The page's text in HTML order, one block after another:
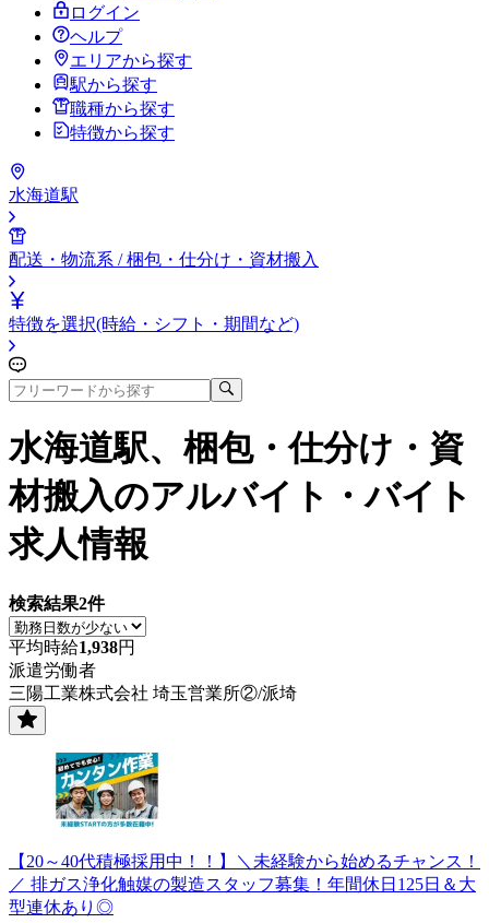
ログイン
ヘルプ
エリアから探す
駅から探す
職種から探す
特徴から探す
水海道駅
配送・物流系 / 梱包・仕分け・資材搬入
特徴を選択(時給・シフト・期間など)
水海道駅、梱包・仕分け・資
材搬入のアルバイト・バイト
求人情報
検索結果2件
平均時給1,938円
派遣労働者
三陽工業株式会社 埼玉営業所②/派埼
【20～40代積極採用中！！】＼未経験から始めるチャンス！
／ 排ガス浄化触媒の製造スタッフ募集！年間休日125日＆大
型連休あり◎